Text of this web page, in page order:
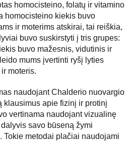
homocisteino, folatų ir vitamino
homocisteino kiekis buvo
ir moterims atskirai, tai reiškia,
buvo suskirstyti į tris grupes:
buvo mažesnis, vidutinis ir
mums įvertinti ryšį lyties
moteris.
naudojant Chalderio nuovargio
klausimus apie fizinį ir protinį
vertinama naudojant vizualinę
savo būseną žymi
metodai plačiai naudojami